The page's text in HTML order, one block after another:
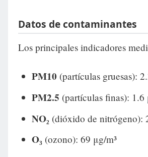
Datos de contaminantes
Los principales indicadores
PM10 (partículas gruesas):
PM2.5 (partículas finas): 1.6
NO₂ (dióxido de nitrógeno):
O₃ (ozono): 69 μg/m³